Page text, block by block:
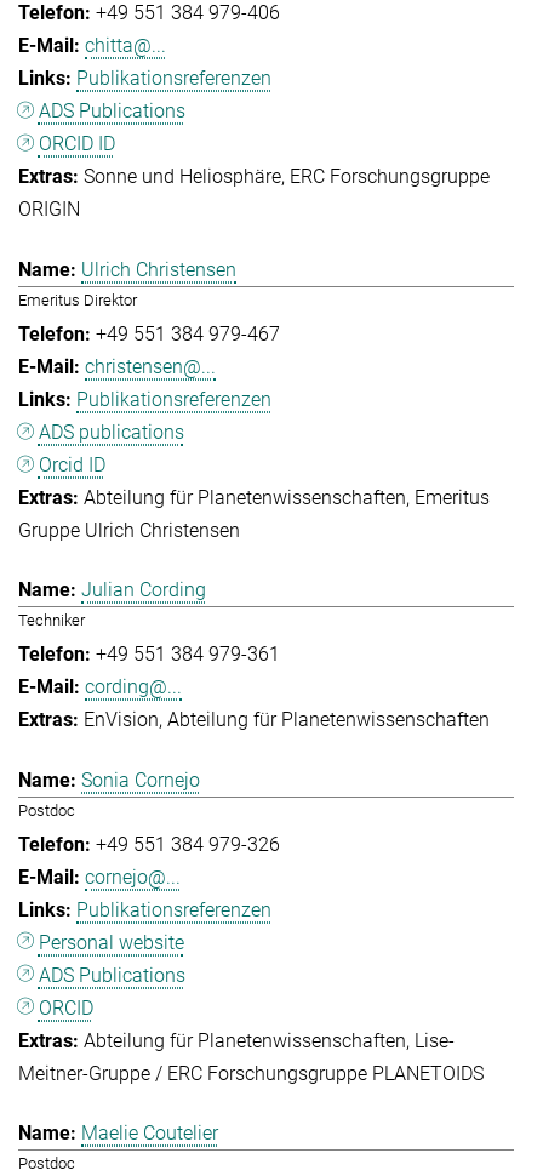
+49 551 384 979-406
chitta@...
Publikationsreferenzen
ADS Publications
ORCID ID
Sonne und Heliosphäre ERC Forschungsgruppe
ORIGIN
Ulrich Christensen
Emeritus Direktor
+49 551 384 979-467
christensen@...
Publikationsreferenzen
ADS publications
Orcid ID
Abteilung für Planetenwissenschaften Emeritus
Gruppe Ulrich Christensen
Julian Cording
Techniker
+49 551 384 979-361
cording@...
EnVision Abteilung für Planetenwissenschaften
Sonia Cornejo
Postdoc
+49 551 384 979-326
cornejo@...
Publikationsreferenzen
Personal website
ADS Publications
ORCID
Abteilung für Planetenwissenschaften Lise-
Meitner-Gruppe / ERC Forschungsgruppe PLANETOIDS
Maelie Coutelier
Postdoc